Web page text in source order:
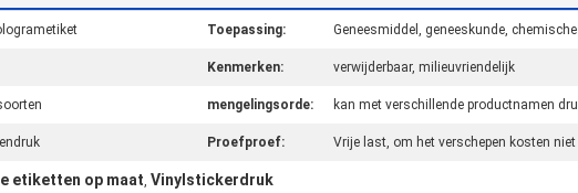
Toepassing: Geneesmiddel, geneeskunde,
Kenmerken: verwijderbaar, milieuvriendelijk
mengelingsorde: kan met verschillende productnamen
Proefproef: Vrije last, om het verschepen kosten
etiketten op maat, Vinylstickerdruk